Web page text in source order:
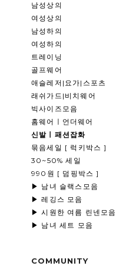
남성상의
여성상의
남성하의
여성하의
트레이닝
골프웨어
애슬레저|요가|스포츠
래쉬가드|비치웨어
빅사이즈모음
홈웨어ㅣ언더웨어
신발ㅣ패션잡화
묶음세일 [ 럭키박스 ]
30~50% 세일
990원 [ 덤핑박스 ]
▶ 남녀 슬랙스모음
▶ 레깅스 모음
▶ 시원한 여름 린넨모음
▶ 남녀 세트 모음
COMMUNITY